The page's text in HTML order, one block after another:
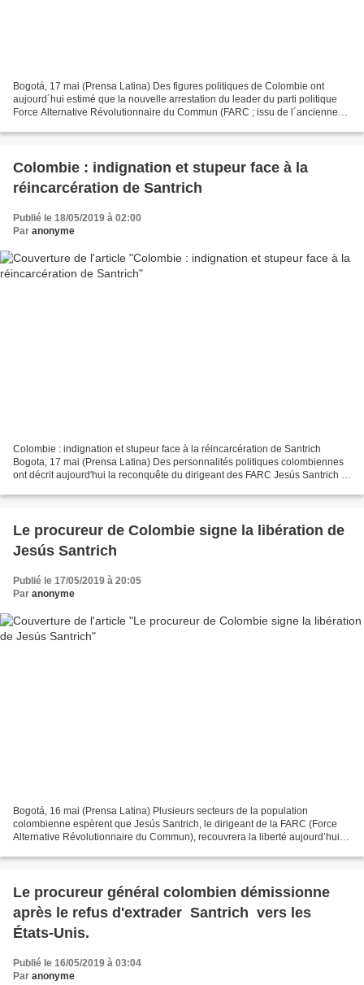
Bogotá, 17 mai (Prensa Latina) Des figures politiques de Colombie ont
aujourd´hui estimé que la nouvelle arrestation du leader du parti politique
Force Alternative Révolutionnaire du Commun (FARC ; issu de l´ancienne
Colombie : indignation et stupeur face à la
réincarcération de Santrich
Publié le 18/05/2019 à 02:00
Par anonyme
Colombie : indignation et stupeur face à la réincarcération de Santrich
Bogota, 17 mai (Prensa Latina) Des personnalités politiques colombiennes
ont décrit aujourd'hui la reconquête du dirigeant des FARC Jesús Santrich à
Le procureur de Colombie signe la libération de
Jesús Santrich
Publié le 17/05/2019 à 20:05
Par anonyme
Bogotá, 16 mai (Prensa Latina) Plusieurs secteurs de la population
colombienne espèrent que Jesús Santrich, le dirigeant de la FARC (Force
Alternative Révolutionnaire du Commun), recouvrera la liberté aujourd’hui
Le procureur général colombien démissionne
après le refus d'extrader Santrich vers les
États-Unis.
Publié le 16/05/2019 à 03:04
Par anonyme